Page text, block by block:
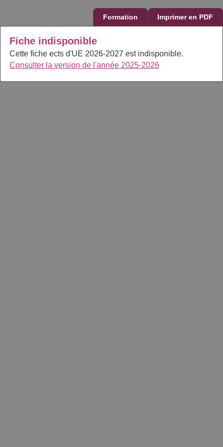
Formation Imprimer en PDF
Fiche indisponible
Cette fiche ects d'UE 2026-2027 est indisponible.
Consulter la version de l'année 2025-2026